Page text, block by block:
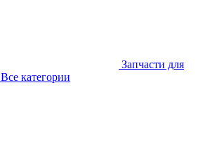
Запчасти для
Все категории